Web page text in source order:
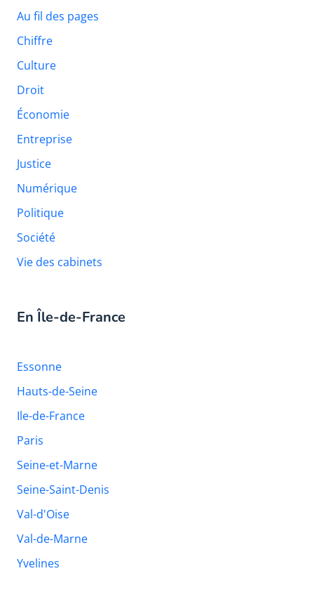
Au fil des pages
Chiffre
Culture
Droit
Économie
Entreprise
Justice
Numérique
Politique
Société
Vie des cabinets
En Île-de-France
Essonne
Hauts-de-Seine
Ile-de-France
Paris
Seine-et-Marne
Seine-Saint-Denis
Val-d'Oise
Val-de-Marne
Yvelines